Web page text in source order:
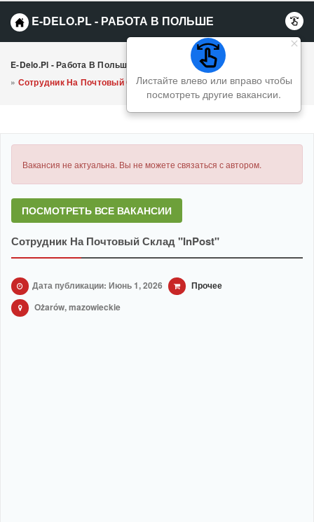
E-DELO.PL - РАБОТА В ПОЛЬШЕ
Листайте влево или вправо чтобы
посмотреть другие вакансии.
E-Delo.pl - Работа В Польше Вакансии
Прочее
» Сотрудник На Почтовый Склад "InPost"
Вакансия не актуальна. Вы не можете связаться с автором.
ПОСМОТРЕТЬ ВСЕ ВАКАНСИИ
Сотрудник На Почтовый Склад "InPost"
Дата публикации: Июнь 1, 2026
Прочее
Ożarów, mazowieckie